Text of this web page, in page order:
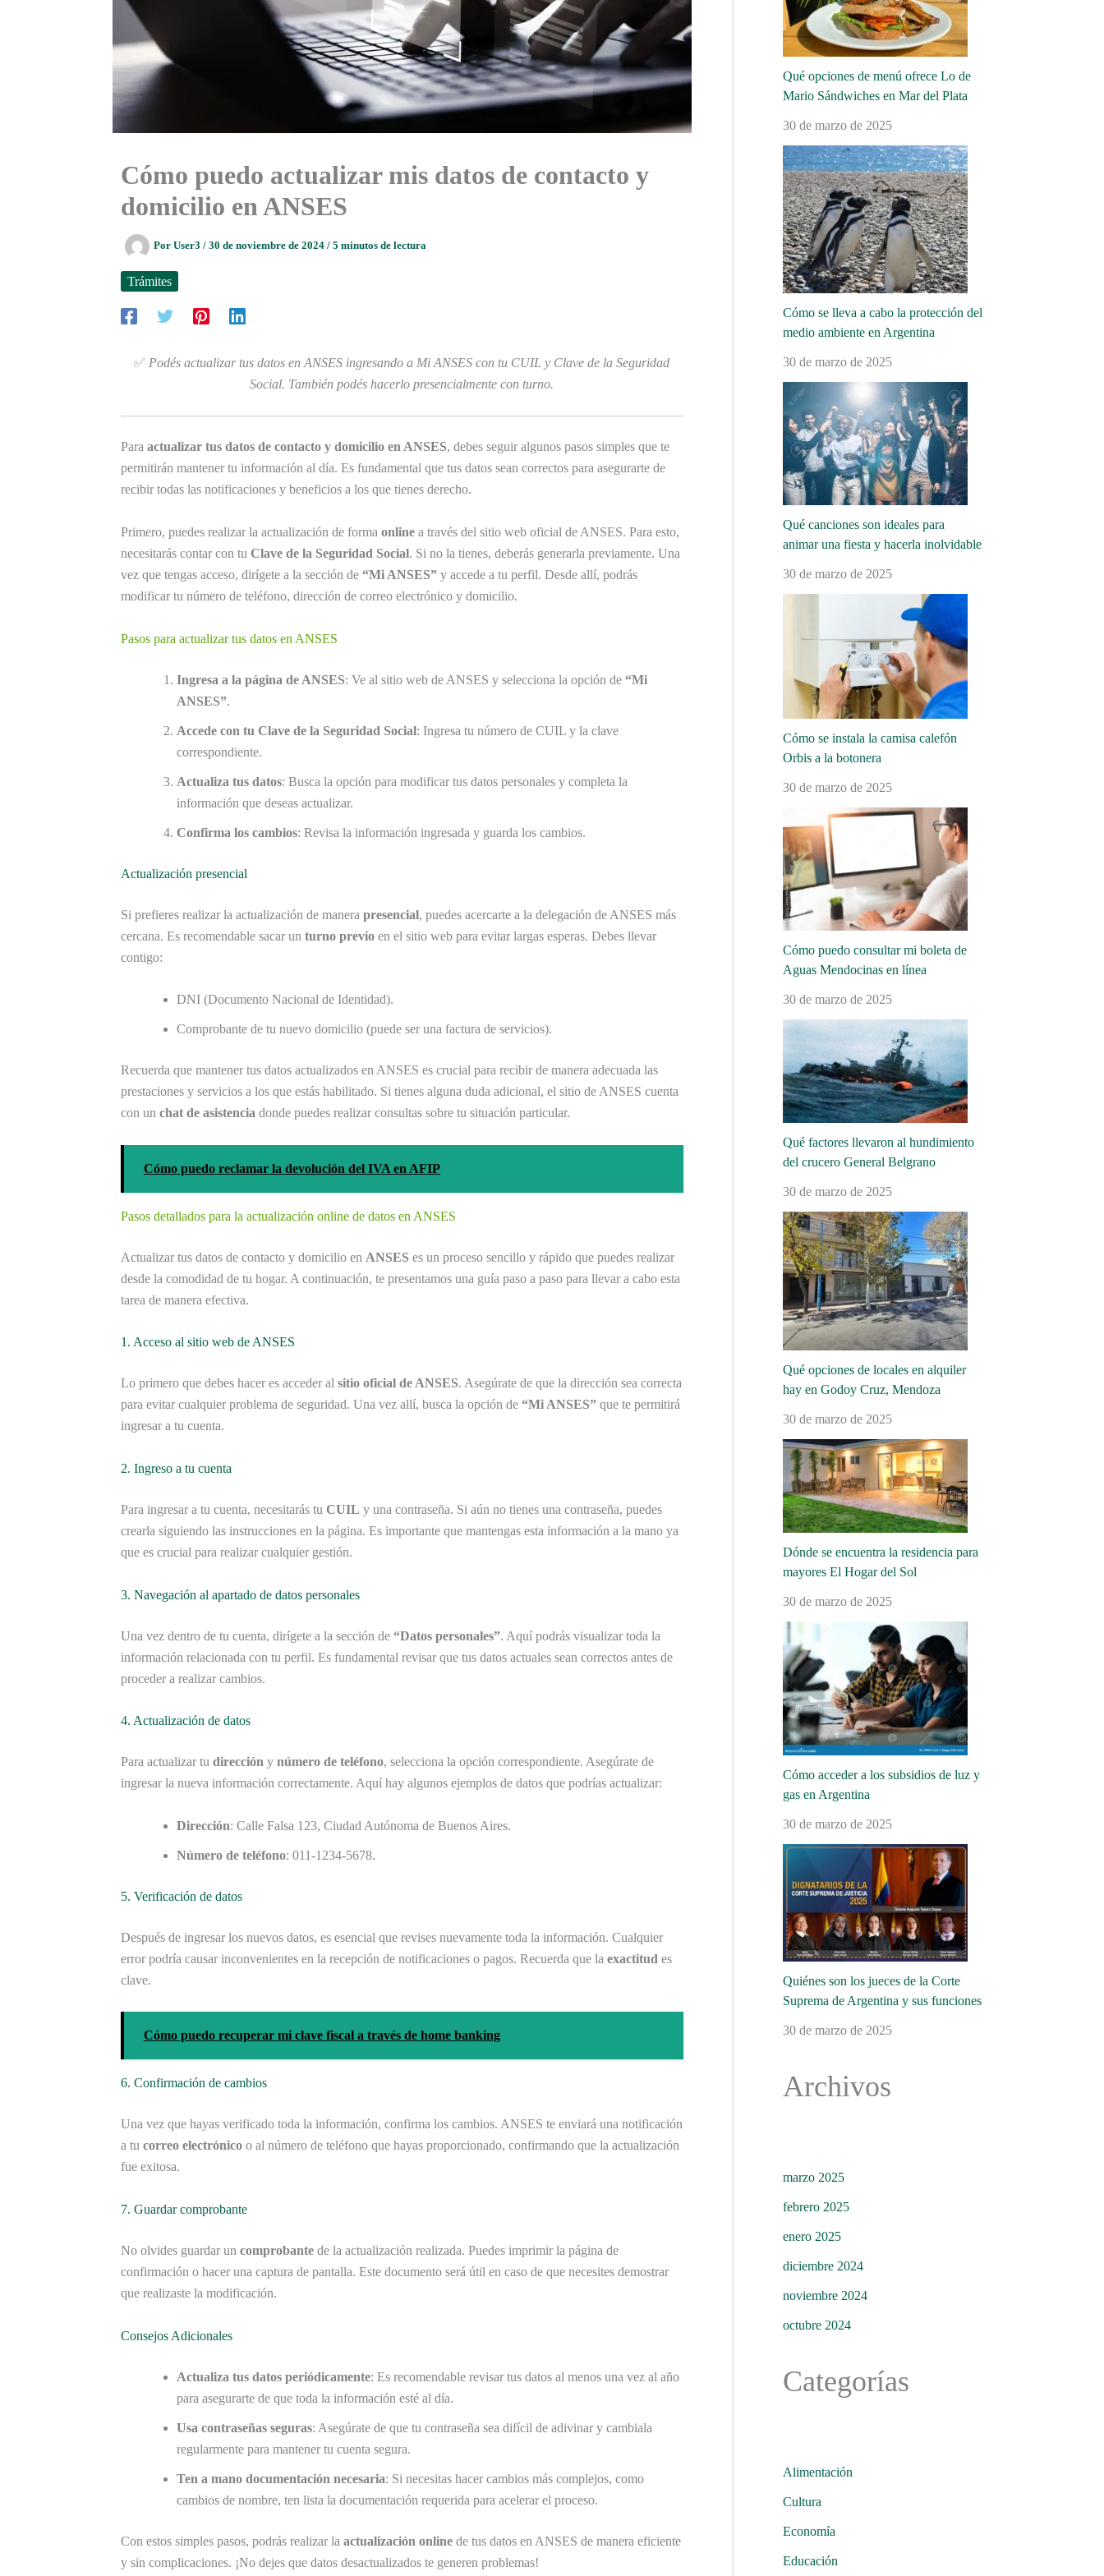
Cómo puedo actualizar mis datos de contacto y
domicilio en ANSES
Por User3 / 30 de noviembre de 2024 / 5 minutos de lectura
Trámites
✅ Podés actualizar tus datos en ANSES ingresando a Mi ANSES con tu CUIL y Clave de la Seguridad
Social. También podés hacerlo presencialmente con turno.
Para actualizar tus datos de contacto y domicilio en ANSES, debes seguir algunos pasos simples que te
permitirán mantener tu información al día. Es fundamental que tus datos sean correctos para asegurarte de
recibir todas las notificaciones y beneficios a los que tienes derecho.
Primero, puedes realizar la actualización de forma online a través del sitio web oficial de ANSES. Para esto,
necesitarás contar con tu Clave de la Seguridad Social. Si no la tienes, deberás generarla previamente. Una
vez que tengas acceso, dirígete a la sección de “Mi ANSES” y accede a tu perfil. Desde allí, podrás
modificar tu número de teléfono, dirección de correo electrónico y domicilio.
Pasos para actualizar tus datos en ANSES
Ingresa a la página de ANSES: Ve al sitio web de ANSES y selecciona la opción de “Mi
ANSES”.
Accede con tu Clave de la Seguridad Social: Ingresa tu número de CUIL y la clave
correspondiente.
Actualiza tus datos: Busca la opción para modificar tus datos personales y completa la
información que deseas actualizar.
Confirma los cambios: Revisa la información ingresada y guarda los cambios.
Actualización presencial
Si prefieres realizar la actualización de manera presencial, puedes acercarte a la delegación de ANSES más
cercana. Es recomendable sacar un turno previo en el sitio web para evitar largas esperas. Debes llevar
contigo:
DNI (Documento Nacional de Identidad).
Comprobante de tu nuevo domicilio (puede ser una factura de servicios).
Recuerda que mantener tus datos actualizados en ANSES es crucial para recibir de manera adecuada las
prestaciones y servicios a los que estás habilitado. Si tienes alguna duda adicional, el sitio de ANSES cuenta
con un chat de asistencia donde puedes realizar consultas sobre tu situación particular.
Cómo puedo reclamar la devolución del IVA en AFIP
Pasos detallados para la actualización online de datos en ANSES
Actualizar tus datos de contacto y domicilio en ANSES es un proceso sencillo y rápido que puedes realizar
desde la comodidad de tu hogar. A continuación, te presentamos una guía paso a paso para llevar a cabo esta
tarea de manera efectiva.
1. Acceso al sitio web de ANSES
Lo primero que debes hacer es acceder al sitio oficial de ANSES. Asegúrate de que la dirección sea correcta
para evitar cualquier problema de seguridad. Una vez allí, busca la opción de “Mi ANSES” que te permitirá
ingresar a tu cuenta.
2. Ingreso a tu cuenta
Para ingresar a tu cuenta, necesitarás tu CUIL y una contraseña. Si aún no tienes una contraseña, puedes
crearla siguiendo las instrucciones en la página. Es importante que mantengas esta información a la mano ya
que es crucial para realizar cualquier gestión.
3. Navegación al apartado de datos personales
Una vez dentro de tu cuenta, dirígete a la sección de “Datos personales”. Aquí podrás visualizar toda la
información relacionada con tu perfil. Es fundamental revisar que tus datos actuales sean correctos antes de
proceder a realizar cambios.
4. Actualización de datos
Para actualizar tu dirección y número de teléfono, selecciona la opción correspondiente. Asegúrate de
ingresar la nueva información correctamente. Aquí hay algunos ejemplos de datos que podrías actualizar:
Dirección: Calle Falsa 123, Ciudad Autónoma de Buenos Aires.
Número de teléfono: 011-1234-5678.
5. Verificación de datos
Después de ingresar los nuevos datos, es esencial que revises nuevamente toda la información. Cualquier
error podría causar inconvenientes en la recepción de notificaciones o pagos. Recuerda que la exactitud es
clave.
Cómo puedo recuperar mi clave fiscal a través de home banking
6. Confirmación de cambios
Una vez que hayas verificado toda la información, confirma los cambios. ANSES te enviará una notificación
a tu correo electrónico o al número de teléfono que hayas proporcionado, confirmando que la actualización
fue exitosa.
7. Guardar comprobante
No olvides guardar un comprobante de la actualización realizada. Puedes imprimir la página de
confirmación o hacer una captura de pantalla. Este documento será útil en caso de que necesites demostrar
que realizaste la modificación.
Consejos Adicionales
Actualiza tus datos periódicamente: Es recomendable revisar tus datos al menos una vez al año
para asegurarte de que toda la información esté al día.
Usa contraseñas seguras: Asegúrate de que tu contraseña sea difícil de adivinar y cambiala
regularmente para mantener tu cuenta segura.
Ten a mano documentación necesaria: Si necesitas hacer cambios más complejos, como
cambios de nombre, ten lista la documentación requerida para acelerar el proceso.
Con estos simples pasos, podrás realizar la actualización online de tus datos en ANSES de manera eficiente
y sin complicaciones. ¡No dejes que datos desactualizados te generen problemas!
Qué opciones de menú ofrece Lo de
Mario Sándwiches en Mar del Plata
30 de marzo de 2025
Cómo se lleva a cabo la protección del
medio ambiente en Argentina
30 de marzo de 2025
Qué canciones son ideales para
animar una fiesta y hacerla inolvidable
30 de marzo de 2025
Cómo se instala la camisa calefón
Orbis a la botonera
30 de marzo de 2025
Cómo puedo consultar mi boleta de
Aguas Mendocinas en línea
30 de marzo de 2025
Qué factores llevaron al hundimiento
del crucero General Belgrano
30 de marzo de 2025
Qué opciones de locales en alquiler
hay en Godoy Cruz, Mendoza
30 de marzo de 2025
Dónde se encuentra la residencia para
mayores El Hogar del Sol
30 de marzo de 2025
Cómo acceder a los subsidios de luz y
gas en Argentina
30 de marzo de 2025
Quiénes son los jueces de la Corte
Suprema de Argentina y sus funciones
30 de marzo de 2025
Archivos
marzo 2025
febrero 2025
enero 2025
diciembre 2024
noviembre 2024
octubre 2024
Categorías
Alimentación
Cultura
Economía
Educación